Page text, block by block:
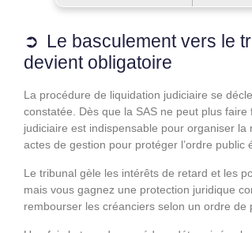
Le basculement vers le
devient obligatoire
La procédure de liquidation judiciaire se
constatée. Dès que la SAS ne peut plus
judiciaire est indispensable pour organiser
actes de gestion pour protéger l’ordre public
Le tribunal gèle les intérêts de retard et les
mais vous gagnez une protection juridique
rembourser les créanciers selon un ordre de